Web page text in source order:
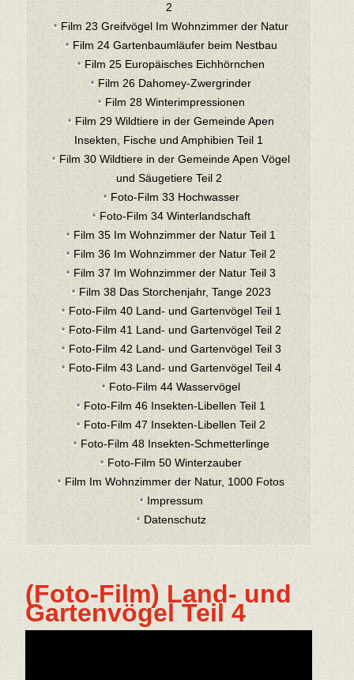
2
Film 23 Greifvögel Im Wohnzimmer der Natur
Film 24 Gartenbaumläufer beim Nestbau
Film 25 Europäisches Eichhörnchen
Film 26 Dahomey-Zwergrinder
Film 28 Winterimpressionen
Film 29 Wildtiere in der Gemeinde Apen
Insekten, Fische und Amphibien Teil 1
Film 30 Wildtiere in der Gemeinde Apen Vögel
und Säugetiere Teil 2
Foto-Film 33 Hochwasser
Foto-Film 34 Winterlandschaft
Film 35 Im Wohnzimmer der Natur Teil 1
Film 36 Im Wohnzimmer der Natur Teil 2
Film 37 Im Wohnzimmer der Natur Teil 3
Film 38 Das Storchenjahr, Tange 2023
Foto-Film 40 Land- und Gartenvögel Teil 1
Foto-Film 41 Land- und Gartenvögel Teil 2
Foto-Film 42 Land- und Gartenvögel Teil 3
Foto-Film 43 Land- und Gartenvögel Teil 4
Foto-Film 44 Wasservögel
Foto-Film 46 Insekten-Libellen Teil 1
Foto-Film 47 Insekten-Libellen Teil 2
Foto-Film 48 Insekten-Schmetterlinge
Foto-Film 50 Winterzauber
Film Im Wohnzimmer der Natur, 1000 Fotos
Impressum
Datenschutz
(Foto-Film) Land- und
Gartenvögel Teil 4